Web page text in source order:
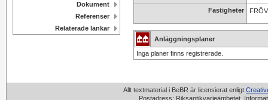
Dokument
Referenser
Relaterade länkar
Fastigheter
Anläggningsplaner
Inga planer finns registrerade.
Allt textmaterial i BeBR är licensierat enligt
Postadress: Riksantikvarieämbetet,